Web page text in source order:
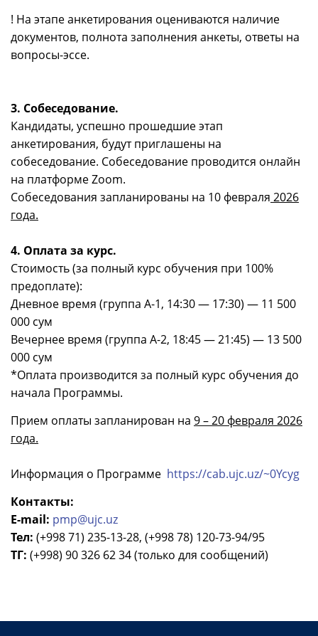
! На этапе анкетирования оцениваются наличие
документов, полнота заполнения анкеты, ответы на
вопросы-эссе.
3. Собеседование.
Кандидаты, успешно прошедшие этап
анкетирования, будут приглашены на
собеседование. Собеседование проводится онлайн
на платформе Zoom.
Собеседования запланированы на 10 февраля 2026
года.
4. Оплата за курс.
Стоимость (за полный курс обучения при 100%
предоплате):
Дневное время (группа А-1, 14:30 — 17:30) — 11 500
000 сум
Вечернее время (группа А-2, 18:45 — 21:45) — 13 500
000 сум
*Оплата производится за полный курс обучения до
начала Программы.
Прием оплаты запланирован на 9 – 20 февраля 2026
года.
Информация о Программе https://cab.ujc.uz/~0Ycyg
Контакты:
E-mail: pmp@ujc.uz
Тел: (+998 71) 235-13-28, (+998 78) 120-73-94/95
ТГ: (+998) 90 326 62 34 (только для сообщений)